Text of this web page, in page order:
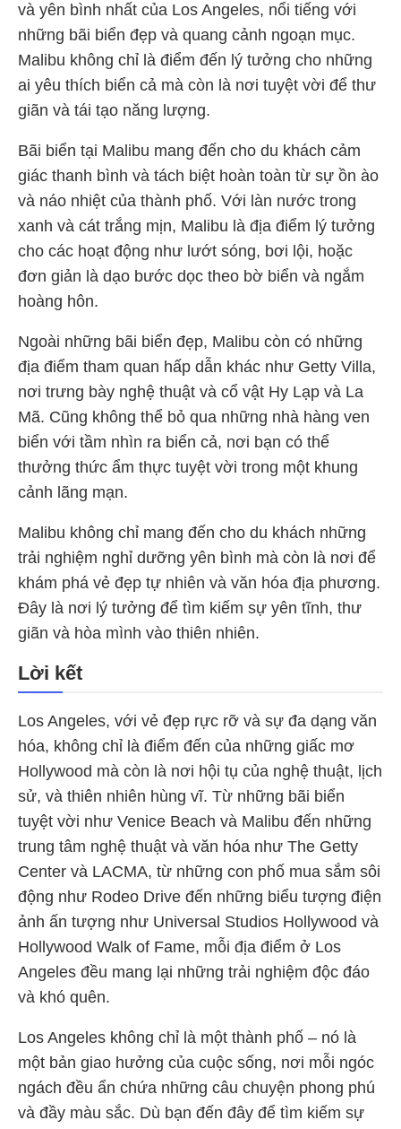
và yên bình nhất của Los Angeles, nổi tiếng với
những bãi biển đẹp và quang cảnh ngoạn mục.
Malibu không chỉ là điểm đến lý tưởng cho những
ai yêu thích biển cả mà còn là nơi tuyệt vời để thư
giãn và tái tạo năng lượng.
Bãi biển tại Malibu mang đến cho du khách cảm
giác thanh bình và tách biệt hoàn toàn từ sự ồn ào
và náo nhiệt của thành phố. Với làn nước trong
xanh và cát trắng mịn, Malibu là địa điểm lý tưởng
cho các hoạt động như lướt sóng, bơi lội, hoặc
đơn giản là dạo bước dọc theo bờ biển và ngắm
hoàng hôn.
Ngoài những bãi biển đẹp, Malibu còn có những
địa điểm tham quan hấp dẫn khác như Getty Villa,
nơi trưng bày nghệ thuật và cổ vật Hy Lạp và La
Mã. Cũng không thể bỏ qua những nhà hàng ven
biển với tầm nhìn ra biển cả, nơi bạn có thể
thưởng thức ẩm thực tuyệt vời trong một khung
cảnh lãng mạn.
Malibu không chỉ mang đến cho du khách những
trải nghiệm nghỉ dưỡng yên bình mà còn là nơi để
khám phá vẻ đẹp tự nhiên và văn hóa địa phương.
Đây là nơi lý tưởng để tìm kiếm sự yên tĩnh, thư
giãn và hòa mình vào thiên nhiên.
Lời kết
Los Angeles, với vẻ đẹp rực rỡ và sự đa dạng văn
hóa, không chỉ là điểm đến của những giấc mơ
Hollywood mà còn là nơi hội tụ của nghệ thuật, lịch
sử, và thiên nhiên hùng vĩ. Từ những bãi biển
tuyệt vời như Venice Beach và Malibu đến những
trung tâm nghệ thuật và văn hóa như The Getty
Center và LACMA, từ những con phố mua sắm sôi
động như Rodeo Drive đến những biểu tượng điện
ảnh ấn tượng như Universal Studios Hollywood và
Hollywood Walk of Fame, mỗi địa điểm ở Los
Angeles đều mang lại những trải nghiệm độc đáo
và khó quên.
Los Angeles không chỉ là một thành phố – nó là
một bản giao hưởng của cuộc sống, nơi mỗi ngóc
ngách đều ẩn chứa những câu chuyện phong phú
và đầy màu sắc. Dù bạn đến đây để tìm kiếm sự